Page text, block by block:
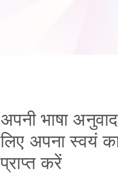
अपनी भाषा
लिए अपना स्वयं
प्राप्त करें